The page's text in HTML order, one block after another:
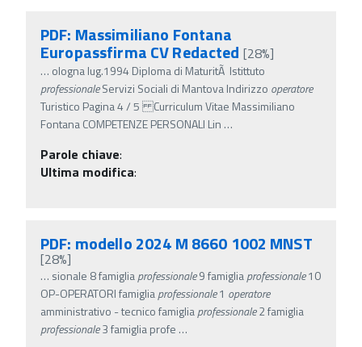
PDF: Massimiliano Fontana
Europassfirma CV Redacted [28%]
… ologna lug.1994 Diploma di MaturitÃ Istittuto
professionaleServizi Sociali di Mantova Indirizzo operatore
Turistico Pagina 4 / 5 Curriculum Vitae Massimiliano
Fontana COMPETENZE PERSONALI Lin …
Parole chiave:
Ultima modifica:
PDF: modello 2024 M 8660 1002 MNST
[28%]
… sionale 8 famigliaprofessionale9 famigliaprofessionale10
OP-OPERATORI famigliaprofessionale1 operatore
amministrativo - tecnico famigliaprofessionale2 famiglia
professionale3 famiglia profe …